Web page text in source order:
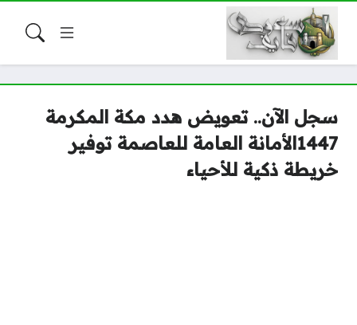
سجل الآن.. تعويض هدد مكة المكرمة
1447الأمانة العامة للعاصمة توفير
خريطة ذكية للأحياء